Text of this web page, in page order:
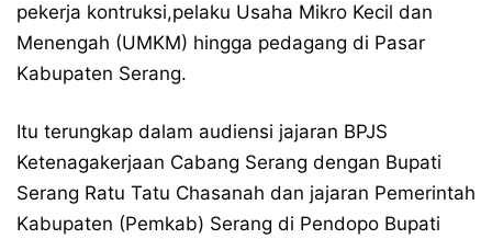
pekerja kontruksi,pelaku Usaha Mikro Kecil dan
Menengah (UMKM) hingga pedagang di Pasar
Kabupaten Serang.
Itu terungkap dalam audiensi jajaran BPJS
Ketenagakerjaan Cabang Serang dengan Bupati
Serang Ratu Tatu Chasanah dan jajaran Pemerintah
Kabupaten (Pemkab) Serang di Pendopo Bupati